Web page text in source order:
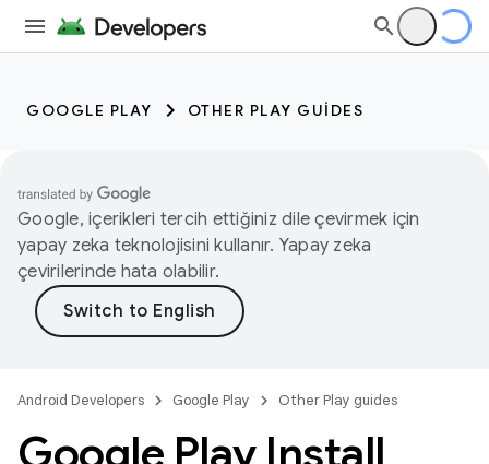
GOOGLE PLAY OTHER PLAY GUIDES
Google, içerikleri tercih ettiğiniz dile çevirmek için
yapay zeka teknolojisini kullanır. Yapay zeka
çevirilerinde hata olabilir.
Android Developers Google Play Other Play guides
Google Play Install